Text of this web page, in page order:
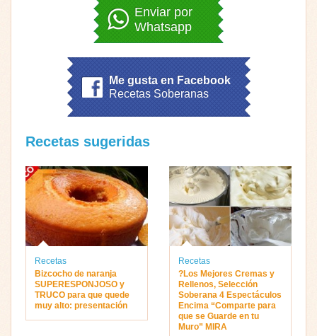
Enviar por
Whatsapp
Me gusta en Facebook
Recetas Soberanas
Recetas sugeridas
Recetas
Bizcocho de naranja
SUPERESPONJOSO y
TRUCO para que quede
muy alto: presentación
Recetas
?Los Mejores Cremas y
Rellenos, Selección
Soberana 4 Espectáculos
Encima “Comparte para
que se Guarde en tu
Muro” MIRA